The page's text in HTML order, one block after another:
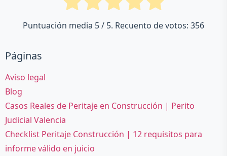
Puntuación media 5/ 5. Recuento de votos: 356
Páginas
Aviso legal
Blog
Casos Reales de Peritaje en Construcción | Perito
Judicial Valencia
Checklist Peritaje Construcción | 12 requisitos para
informe válido en juicio